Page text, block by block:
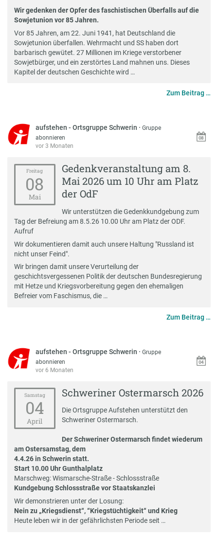
Wir gedenken der Opfer des faschistischen Überfalls auf die
Sowjetunion vor 85 Jahren.
Vor 85 Jahren, am 22. Juni 1941, hat Deutschland die
Sowjetunion überfallen. Wehrmacht und SS haben dort
barbarisch gewütet. 27 Millionen im Kriege verstorbener
Sowjetbürger, und ein zerstörtes Land mahnen uns. Dieses
Kapitel der deutschen Geschichte wird …
Zum Beitrag …
aufstehen - Ortsgruppe Schwerin ·Gruppe
abonnieren
vor 3 Monaten
Freitag
08
Mai
Gedenkveranstaltung am 8.
Mai 2026 um 10 Uhr am Platz
der OdF
Wir unterstützen die Gedenkkundgebung zum
Tag der Befreiung am 8.5.26 10.00 Uhr am Platz der ODF.
Aufruf
Wir dokumentieren damit auch unsere Haltung "Russland ist
nicht unser Feind".
Wir bringen damit unsere Verurteilung der
geschichtsvergessenen Politik der deutschen Bundesregierung
mit Hetze und Kriegsvorbereitung gegen den ehemaligen
Befreier vom Faschismus, die …
Zum Beitrag …
aufstehen - Ortsgruppe Schwerin ·Gruppe
abonnieren
vor 6 Monaten
Samstag
04
April
Schweriner Ostermarsch 2026
Die Ortsgruppe Aufstehen unterstützt den
Schweriner Ostermarsch.
Der Schweriner Ostermarsch findet wiederum
am Ostersamstag, dem
4.4.26 in Schwerin statt.
Start 10.00 Uhr Gunthalplatz
Marschweg: Wismarsche-Straße - Schlossstraße
Kundgebung Schlossstraße vor Staatskanzlei
Wir demonstrieren unter der Losung:
Nein zu „Kriegsdienst“, “Kriegstüchtigkeit“ und Krieg
Heute leben wir in der gefährlichsten Periode seit …